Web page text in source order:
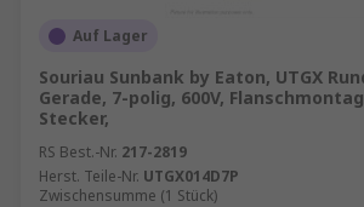
Auf Lager
Souriau Sunbank by Eaton, UTGX
Gerade, 7-polig, 600V,
Stecker,
RS Best.-Nr. 217-2819
Herst. Teile-Nr. UTGX014D7P
Zwischensumme (1 Stück)